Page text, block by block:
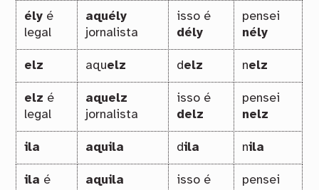
ély é
legal
aquély
jornalista
isso é
dély
pensei
nély
elz aquelz delz nelz
elz é
legal
aquelz
jornalista
isso é
delz
pensei
nelz
ila aquila dila nila
ila é
aquila
isso é
pensei